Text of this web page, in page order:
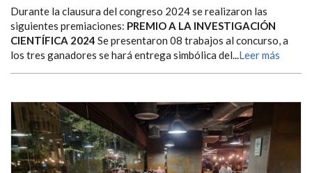
Durante la clausura del congreso 2024 se realizaron las
siguientes premiaciones: PREMIO A LA INVESTIGACIÓN
CIENTÍFICA 2024 Se presentaron 08 trabajos al concurso, a
los tres ganadores se hará entrega simbólica del...Leer más